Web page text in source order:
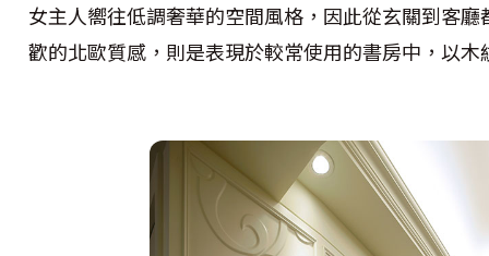
女主人嚮往低調奢華的空間風格，因此從玄關到客
歡的北歐質感，則是表現於較常使用的書房中，以